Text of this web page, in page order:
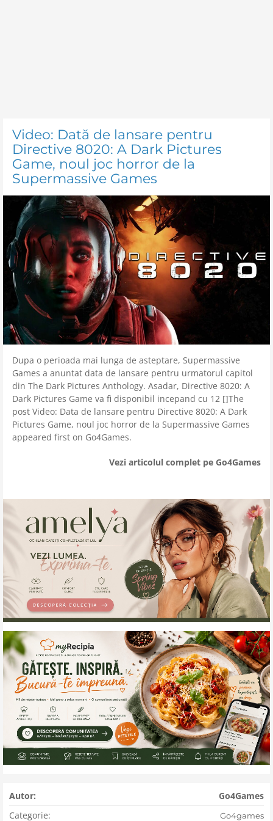
Video: Dată de lansare pentru
Directive 8020: A Dark Pictures
Game, noul joc horror de la
Supermassive Games
Dupa o perioada mai lunga de asteptare, Supermassive
Games a anuntat data de lansare pentru urmatorul capitol
din The Dark Pictures Anthology. Asadar, Directive 8020: A
Dark Pictures Game va fi disponibil incepand cu 12 []The
post Video: Data de lansare pentru Directive 8020: A Dark
Pictures Game, noul joc horror de la Supermassive Games
appeared first on Go4Games.
Vezi articolul complet pe Go4Games
Autor:
Go4Games
Categorie:
Go4games